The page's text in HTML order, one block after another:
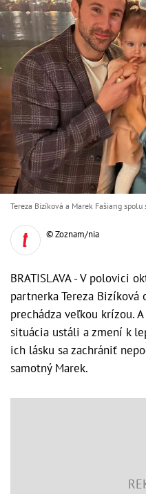
Tereza Bizíková a Marek Fašiang
© Zoznam/nia
BRATISLAVA - V polovici
partnerka Tereza
prechádza veľkou krízou.
situácia ustáli a zmení k
ich lásku sa zachrániť
samotný Marek.